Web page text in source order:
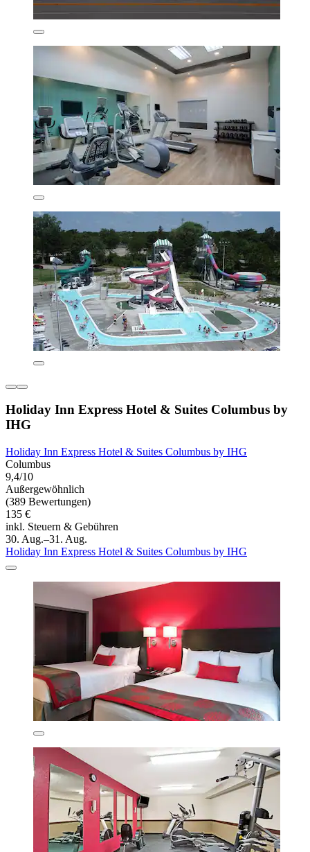
Holiday Inn Express Hotel & Suites Columbus by
IHG
Holiday Inn Express Hotel & Suites Columbus by IHG
Columbus
9,4/10
Außergewöhnlich
(389 Bewertungen)
135 €
inkl. Steuern & Gebühren
30. Aug.–31. Aug.
Holiday Inn Express Hotel & Suites Columbus by IHG